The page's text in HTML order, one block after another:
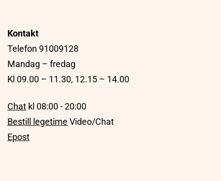
Kontakt
Telefon 91009128
Mandag – fredag
Kl 09.00 – 11.30, 12.15 – 14.00
Chat kl 08:00 - 20:00
Bestill legetime Video/Chat
Epost